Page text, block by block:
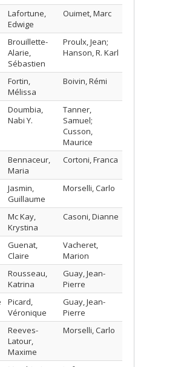
Lafortune,
Edwige
Ouimet, Marc
Brouillette-
Alarie,
Sébastien
Proulx, Jean;
Hanson, R. Karl
Fortin,
Mélissa
Boivin, Rémi
Doumbia,
Nabi Y.
Tanner,
Samuel;
Cusson,
Maurice
Bennaceur,
Maria
Cortoni, Franca
Jasmin,
Guillaume
Morselli, Carlo
Mc Kay,
Krystina
Casoni, Dianne
Guenat,
Claire
Vacheret,
Marion
Rousseau,
Katrina
Guay, Jean-
Pierre
Picard,
Véronique
Guay, Jean-
Pierre
Reeves-
Latour,
Maxime
Morselli, Carlo